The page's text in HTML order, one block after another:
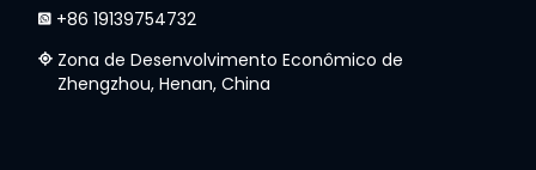
+86 19139754732
Zona de Desenvolvimento Econômico de
Zhengzhou, Henan, China